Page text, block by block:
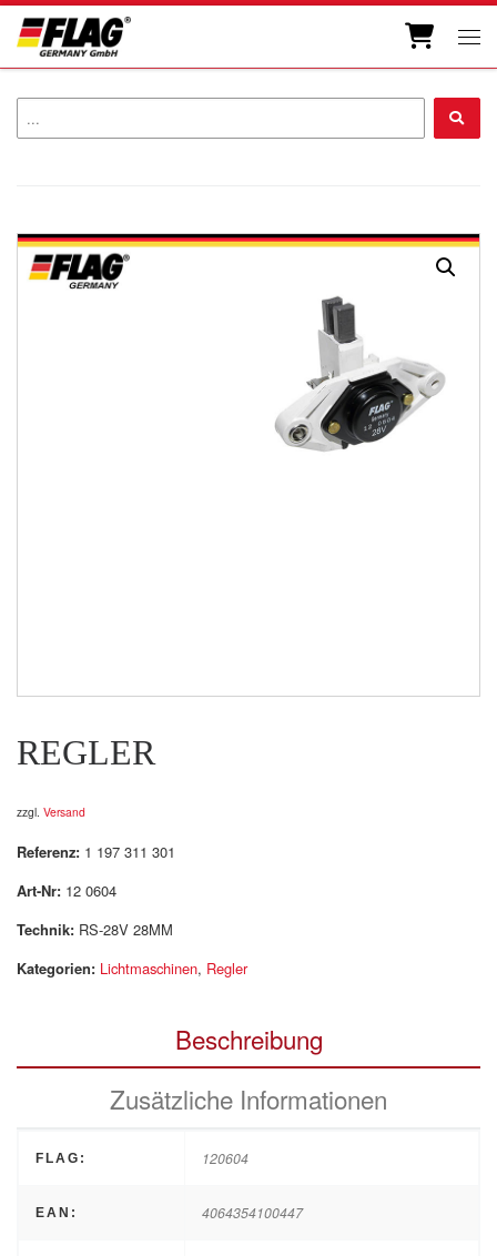
Zum Inhalt springen
REGLER
zzgl. Versand
Referenz: 1 197 311 301
Art-Nr: 12 0604
Technik: RS-28V 28MM
Kategorien: Lichtmaschinen, Regler
Beschreibung
Zusätzliche Informationen
FLAG: 120604
EAN: 4064354100447